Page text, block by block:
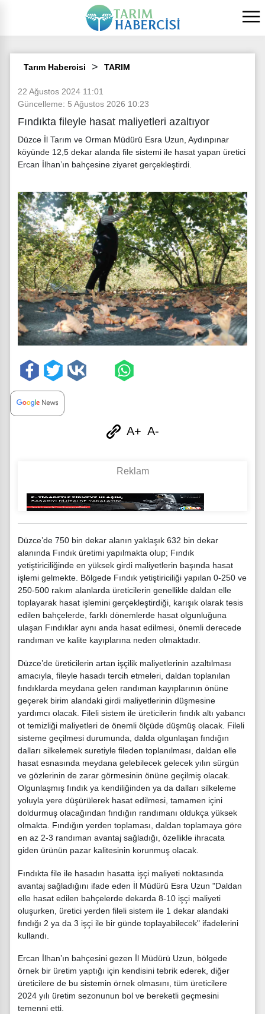
Tarım Habercisi TARIM
22 Ağustos 2024 11:01
Güncelleme: 5 Ağustos 2026 10:23
Fındıkta fileyle hasat maliyetleri azaltıyor
Düzce İl Tarım ve Orman Müdürü Esra Uzun, Aydınpınar
köyünde 12,5 dekar alanda file sistemi ile hasat yapan üretici
Ercan İlhan’ın bahçesine ziyaret gerçekleştirdi.
A+ A-
Düzce’de 750 bin dekar alanın yaklaşık 632 bin dekar
alanında Fındık üretimi yapılmakta olup; Fındık
yetiştiriciliğinde en yüksek girdi maliyetlerin başında hasat
işlemi gelmekte. Bölgede Fındık yetiştiriciliği yapılan 0-250 ve
250-500 rakım alanlarda üreticilerin genellikle daldan elle
toplayarak hasat işlemini gerçekleştirdiği, karışık olarak tesis
edilen bahçelerde, farklı dönemlerde hasat olgunluğuna
ulaşan Fındıklar aynı anda hasat edilmesi, önemli derecede
randıman ve kalite kayıplarına neden olmaktadır.
Düzce’de üreticilerin artan işçilik maliyetlerinin azaltılması
amacıyla, fileyle hasadı tercih etmeleri, daldan toplanılan
fındıklarda meydana gelen randıman kayıplarının önüne
geçerek birim alandaki girdi maliyetlerinin düşmesine
yardımcı olacak. Fileli sistem ile üreticilerin fındık altı yabancı
ot temizliği maliyetleri de önemli ölçüde düşmüş olacak. Fileli
sisteme geçilmesi durumunda, dalda olgunlaşan fındığın
dalları silkelemek suretiyle fileden toplanılması, daldan elle
hasat esnasında meydana gelebilecek gelecek yılın sürgün
ve gözlerinin de zarar görmesinin önüne geçilmiş olacak.
Olgunlaşmış fındık ya kendiliğinden ya da dalları silkeleme
yoluyla yere düşürülerek hasat edilmesi, tamamen içini
doldurmuş olacağından fındığın randımanı oldukça yüksek
olmakta. Fındığın yerden toplaması, daldan toplamaya göre
en az 2-3 randıman avantaj sağladığı, özellikle ihracata
giden ürünün pazar kalitesinin korunmuş olacak.
Fındıkta file ile hasadın hasatta işçi maliyeti noktasında
avantaj sağladığını ifade eden İl Müdürü Esra Uzun "Daldan
elle hasat edilen bahçelerde dekarda 8-10 işçi maliyeti
oluşurken, üretici yerden fileli sistem ile 1 dekar alandaki
fındığı 2 ya da 3 işçi ile bir günde toplayabilecek" ifadelerini
kullandı.
Ercan İlhan’ın bahçesini gezen İl Müdürü Uzun, bölgede
örnek bir üretim yaptığı için kendisini tebrik ederek, diğer
üreticilere de bu sistemin örnek olmasını, tüm üreticilere
2024 yılı üretim sezonunun bol ve bereketli geçmesini
temenni etti.